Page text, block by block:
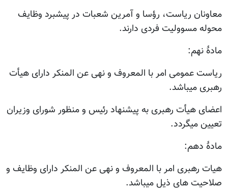
معاونان ریاست، رؤسا و آمرین شعبات در پیشبرد وظایف
محوله مسوولیت فردی دارند.
مادۀ نهم:
ریاست عمومی امر با المعروف و نهی عن المنکر دارای هیأت
رهبری میباشد.
اعضای هیأت رهبری به پیشنهاد رئیس و منظور شورای وزیران
تعیین میگردد.
مادۀ دهم:
هیات رهبری امر با المعروف و نهی عن المنکر دارای وظایف و
صلاحیت های ذیل میباشد.